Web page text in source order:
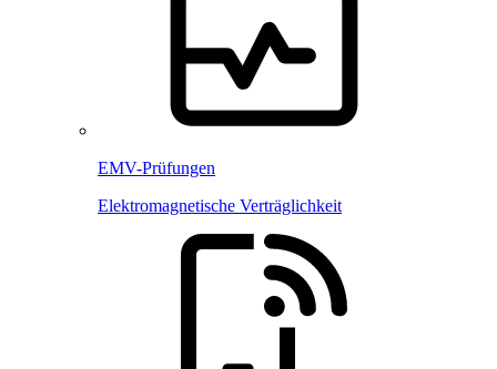
EMV-Prüfungen
Elektromagnetische Verträglichkeit